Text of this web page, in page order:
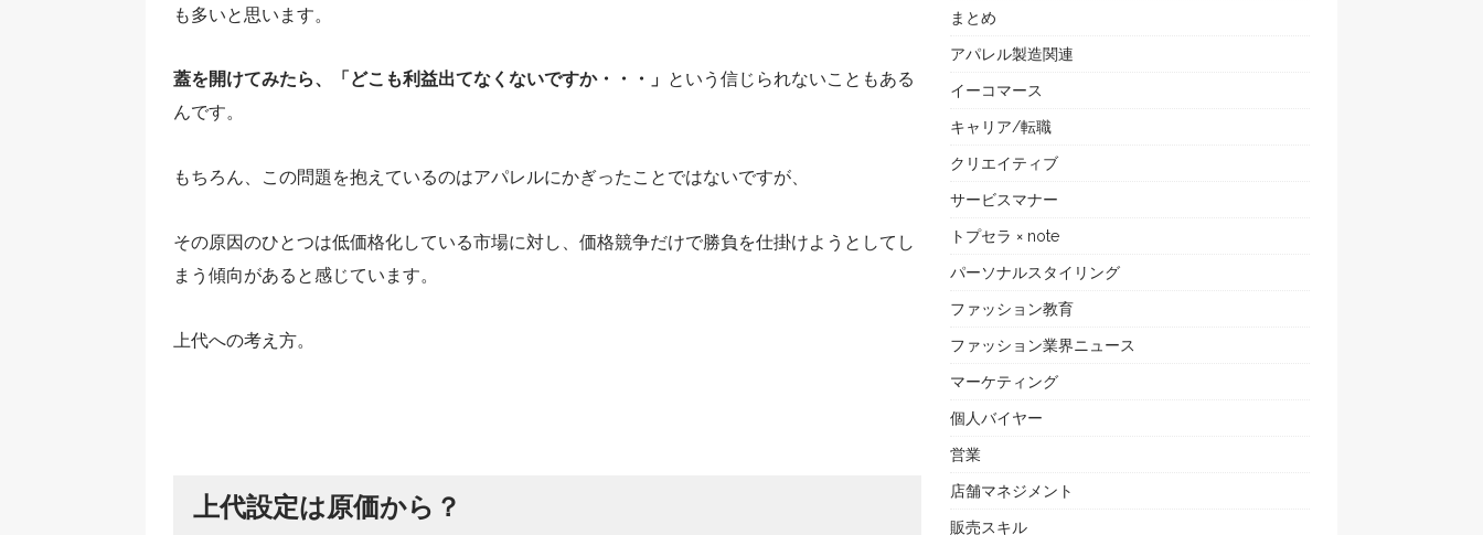
も多いと思います。
蓋を開けてみたら、「どこも利益出てなくないですか・・・」 という信じられないこともある
んです。
もちろん、この問題を抱えているのはアパレルにかぎったことではないですが、
その原因のひとつは低価格化している市場に対し、価格競争だけで勝負を仕掛けようとしてし
まう傾向があると感じています。
上代への考え方。
上代設定は原価から？
まとめ
アパレル製造関連
イーコマース
キャリア/転職
クリエイティブ
サービスマナー
トプセラ × note
パーソナルスタイリング
ファッション教育
ファッション業界ニュース
マーケティング
個人バイヤー
営業
店舗マネジメント
販売スキル